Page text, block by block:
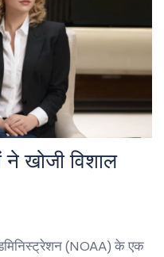
ने खोजी विशाल
(NOAA) के एक